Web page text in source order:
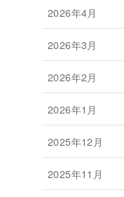
2026年4月
2026年3月
2026年2月
2026年1月
2025年12月
2025年11月